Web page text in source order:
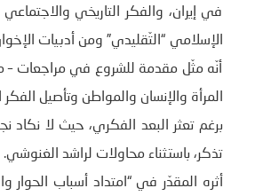
في إيران، والفكر التاريخي
الإسلامي “التّقليدي” ومن أدبيات
أنّه مثّل مقدمة للشروع في مراجعات –
المرأة والإنسان والمواطن وتأصيل
برغم تعثر البعد الفكري، حيث لا
تذكر، باستثناء محاولات لراشد
أثره المقدّر في “امتداد أسباب